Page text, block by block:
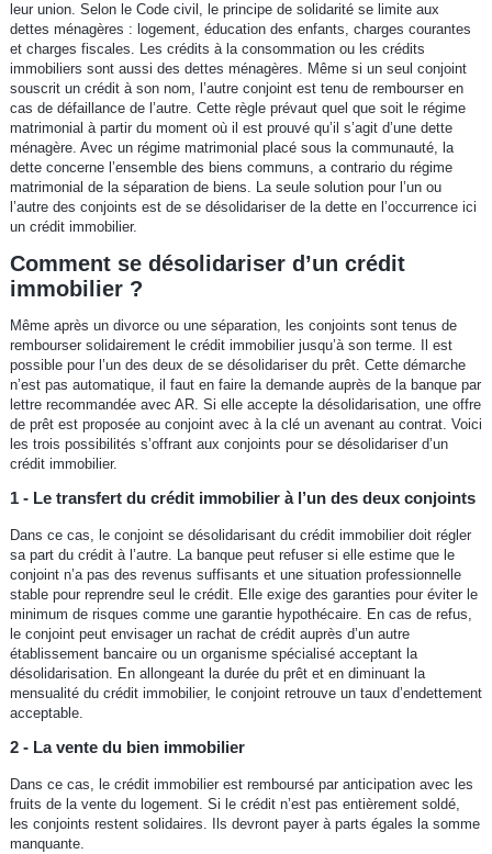
leur union. Selon le Code civil, le principe de solidarité se limite aux
dettes ménagères : logement, éducation des enfants, charges courantes
et charges fiscales. Les crédits à la consommation ou les crédits
immobiliers sont aussi des dettes ménagères. Même si un seul conjoint
souscrit un crédit à son nom, l’autre conjoint est tenu de rembourser en
cas de défaillance de l’autre. Cette règle prévaut quel que soit le régime
matrimonial à partir du moment où il est prouvé qu’il s’agit d’une dette
ménagère. Avec un régime matrimonial placé sous la communauté, la
dette concerne l’ensemble des biens communs, a contrario du régime
matrimonial de la séparation de biens. La seule solution pour l’un ou
l’autre des conjoints est de se désolidariser de la dette en l’occurrence ici
un crédit immobilier.
Comment se désolidariser d’un crédit
immobilier ?
Même après un divorce ou une séparation, les conjoints sont tenus de
rembourser solidairement le crédit immobilier jusqu’à son terme. Il est
possible pour l’un des deux de se désolidariser du prêt. Cette démarche
n’est pas automatique, il faut en faire la demande auprès de la banque par
lettre recommandée avec AR. Si elle accepte la désolidarisation, une offre
de prêt est proposée au conjoint avec à la clé un avenant au contrat. Voici
les trois possibilités s’offrant aux conjoints pour se désolidariser d’un
crédit immobilier.
1 - Le transfert du crédit immobilier à l’un des deux conjoints
Dans ce cas, le conjoint se désolidarisant du crédit immobilier doit régler
sa part du crédit à l’autre. La banque peut refuser si elle estime que le
conjoint n’a pas des revenus suffisants et une situation professionnelle
stable pour reprendre seul le crédit. Elle exige des garanties pour éviter le
minimum de risques comme une garantie hypothécaire. En cas de refus,
le conjoint peut envisager un rachat de crédit auprès d’un autre
établissement bancaire ou un organisme spécialisé acceptant la
désolidarisation. En allongeant la durée du prêt et en diminuant la
mensualité du crédit immobilier, le conjoint retrouve un taux d’endettement
acceptable.
2 - La vente du bien immobilier
Dans ce cas, le crédit immobilier est remboursé par anticipation avec les
fruits de la vente du logement. Si le crédit n’est pas entièrement soldé,
les conjoints restent solidaires. Ils devront payer à parts égales la somme
manquante.